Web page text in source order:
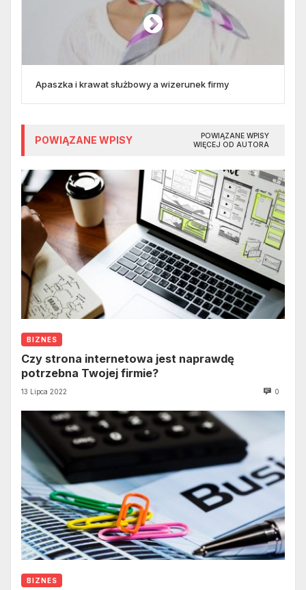
Apaszka i krawat służbowy a wizerunek firmy
POWIĄZANE WPISY
POWIĄZANE WPISY
WIĘCEJ OD AUTORA
BIZNES
Czy strona internetowa jest naprawdę
potrzebna Twojej firmie?
13 Lipca 2022 0
BIZNES